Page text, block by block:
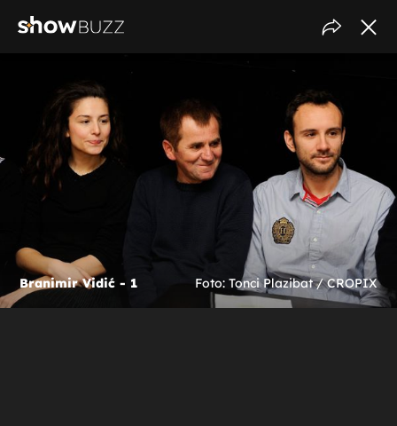
Branimir Vidić - 1 Foto: Tonci Plazibat / CROPIX